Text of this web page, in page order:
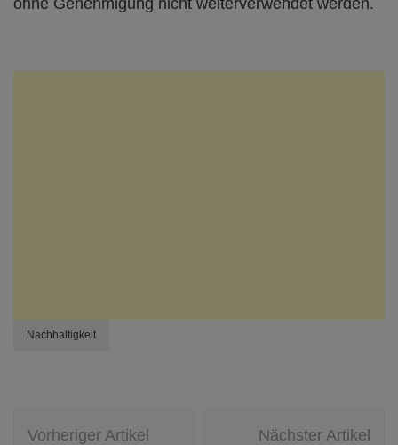
Nachhaltigkeit
Vorheriger Artikel Nächster Artikel